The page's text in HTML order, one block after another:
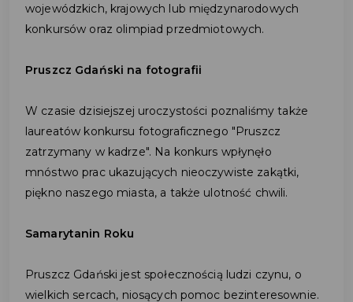
wojewódzkich, krajowych lub międzynarodowych
konkursów oraz olimpiad przedmiotowych.
Pruszcz Gdański na fotografii
W czasie dzisiejszej uroczystości poznaliśmy także
laureatów konkursu fotograficznego "Pruszcz
zatrzymany w kadrze". Na konkurs wpłynęło
mnóstwo prac ukazujących nieoczywiste zakątki,
piękno naszego miasta, a także ulotność chwili.
Samarytanin Roku
Pruszcz Gdański jest społecznością ludzi czynu, o
wielkich sercach, niosących pomoc bezinteresownie.